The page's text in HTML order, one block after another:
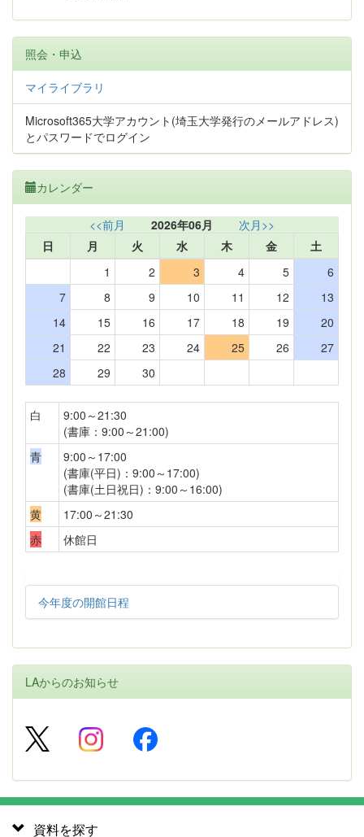
照会・申込
マイライブラリ
Microsoft365大学アカウント(埼玉大学発行のメールアドレス)
とパスワードでログイン
カレンダー
<<前月 2026年06月
次月>>
日
月 火 水 木 金
土
1
2 3 4 5
6
7
8 9 10 11 12
13
14
15 16 17 18 19
20
21
22 23 24 25 26
27
28
29 30
白
9:00～21:30
(書庫：9:00～21:00)
青
9:00～17:00
(書庫(平日)：9:00～17:00)
(書庫(土日祝日)：9:00～16:00)
黄
17:00～21:30
赤
休館日
今年度の開館日程
LAからのお知らせ
資料を探す